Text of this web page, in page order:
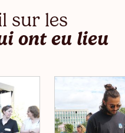
sur les
ont eu lieu